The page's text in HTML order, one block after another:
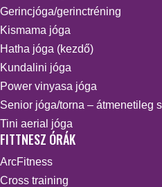
Gerincjóga/gerinctréning
Kismama jóga
Hatha jóga (kezdő)
Kundalini jóga
Power vinyasa jóga
Senior jóga/torna – átmenetileg
Tini aerial jóga
FITTNESZ ÓRÁK
ArcFitness
Cross training